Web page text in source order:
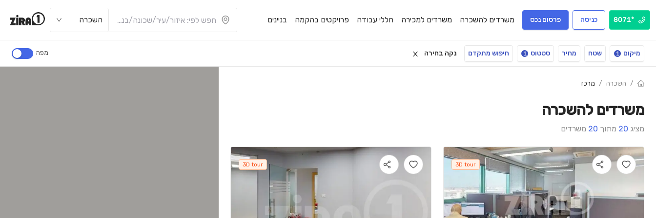
*8071 כניסה פרסום נכס משרדים להשכרה משרדים למכירה חללי עבודה פרויקטים בהקמה בניינים השכרה
מיקום 1 שטח מחיר סטטוס 1 חיפוש מתקדם נקה בחירה מפה
/ השכרה / מרכז
משרדים להשכרה
מציג 20 מתוך 20 משרדים
3D tour
3D tour